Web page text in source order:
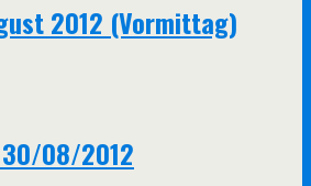
2012 (Vormittag)
30/08/2012